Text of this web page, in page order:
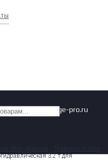
✉ info@garage-pro.ru
3.2 т для